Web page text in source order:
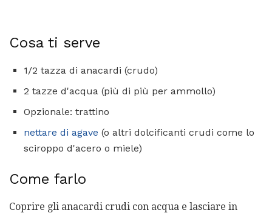
Cosa ti serve
1/2 tazza di anacardi (crudo)
2 tazze d'acqua (più di più per ammollo)
Opzionale: trattino
nettare di agave (o altri dolcificanti crudi come lo
sciroppo d'acero o miele)
Come farlo
Coprire gli anacardi crudi con acqua e lasciare in